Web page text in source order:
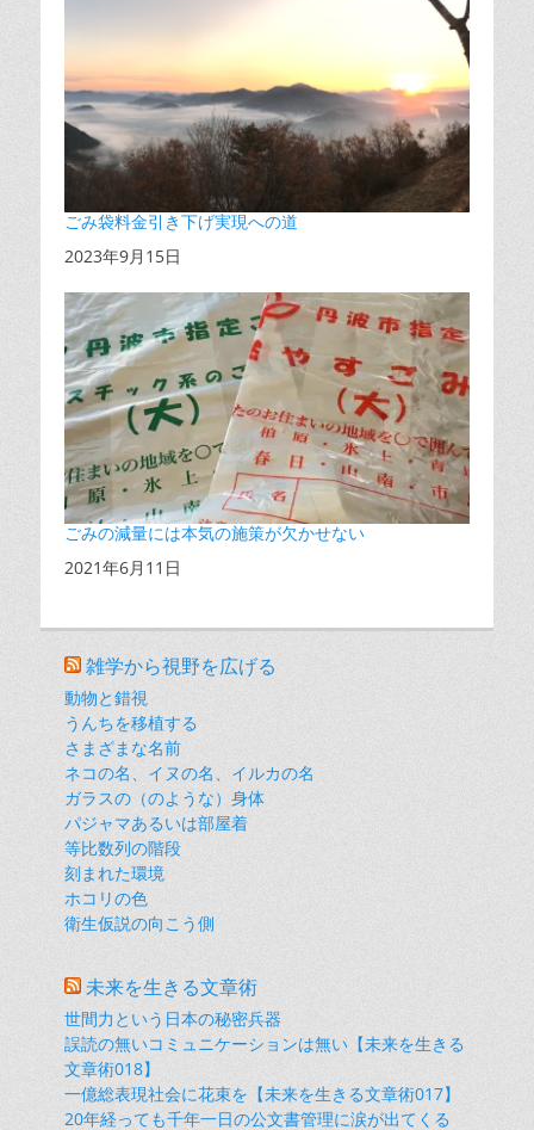
ごみ袋料金引き下げ実現への道
日付
2023年9月15日
ごみの減量には本気の施策が欠かせない
日付
2021年6月11日
雑学から視野を広げる
動物と錯視
うんちを移植する
さまざまな名前
ネコの名、イヌの名、イルカの名
ガラスの（のような）身体
パジャマあるいは部屋着
等比数列の階段
刻まれた環境
ホコリの色
衛生仮説の向こう側
未来を生きる文章術
世間力という日本の秘密兵器
誤読の無いコミュニケーションは無い【未来を生きる
文章術018】
一億総表現社会に花束を【未来を生きる文章術017】
20年経っても千年一日の公文書管理に涙が出てくる